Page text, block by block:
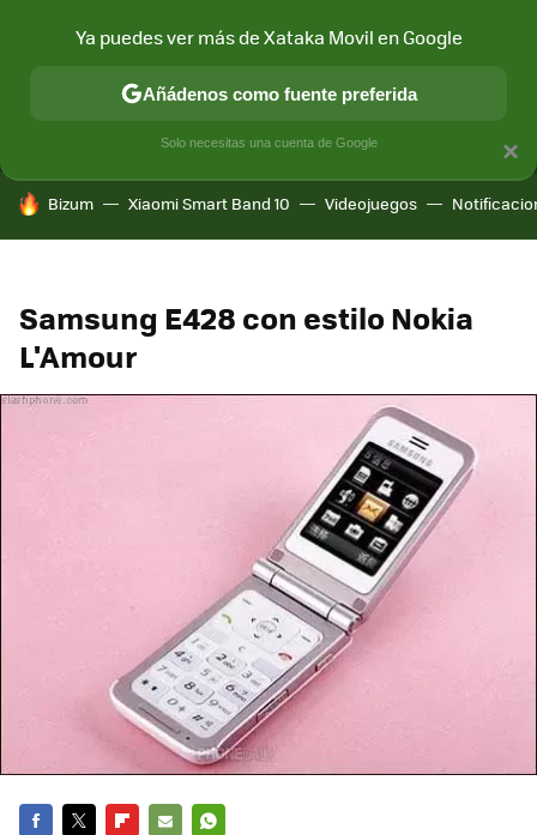
MÓVIL Y SOCIEDAD APLICACIONES
HOY SE HABLA DE
Bizum Xiaomi Smart Band 10 Videojuegos
Samsung E428 con estilo Nokia
L'Amour
×
Ya puedes ver más de Xataka Movil en Google
Añádenos como fuente preferida
Solo necesitas una cuenta de Google